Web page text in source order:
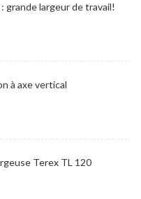
grande largeur de travail!
à axe vertical
Terex TL 120